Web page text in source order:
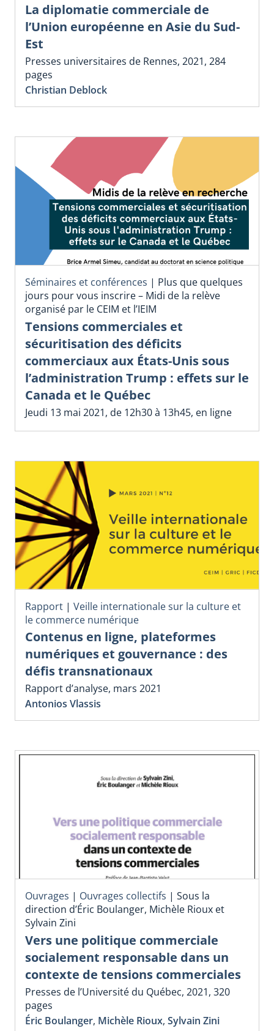
La diplomatie commerciale de
l’Union européenne en Asie du Sud-
Est
Presses universitaires de Rennes, 2021, 284
pages
Christian Deblock
Séminaires et conférences | Plus que quelques
jours pour vous inscrire – Midi de la relève
organisé par le CEIM et l’IEIM
Tensions commerciales et
sécuritisation des déficits
commerciaux aux États-Unis sous
l’administration Trump : effets sur le
Canada et le Québec
Jeudi 13 mai 2021, de 12h30 à 13h45, en ligne
Rapport | Veille internationale sur la culture et
le commerce numérique
Contenus en ligne, plateformes
numériques et gouvernance : des
défis transnationaux
Rapport d’analyse, mars 2021
Antonios Vlassis
Ouvrages | Ouvrages collectifs | Sous la
direction d’Éric Boulanger, Michèle Rioux et
Sylvain Zini
Vers une politique commerciale
socialement responsable dans un
contexte de tensions commerciales
Presses de l’Université du Québec, 2021, 320
pages
Éric Boulanger, Michèle Rioux, Sylvain Zini